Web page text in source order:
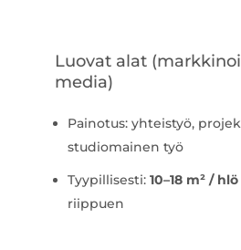
Luovat alat
media)
Painotus: yhteistyö,
studiomainen työ
Tyypillisesti: 10–18 m² / hlö
riippuen